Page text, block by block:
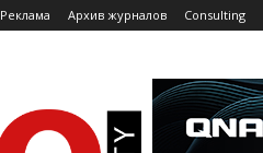
Реклама Архив журналов Consulting